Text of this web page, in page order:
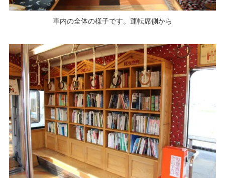
車内の全体の様子です。運転席側から